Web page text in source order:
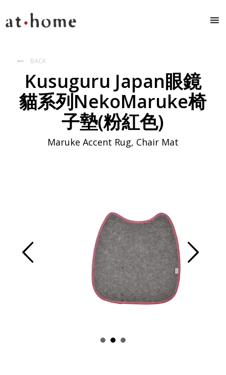
 BACK
Kusuguru Japan眼鏡
貓系列NekoMaruke椅
子墊(粉紅色)
Maruke Accent Rug, Chair Mat